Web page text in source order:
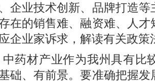
企业技术创新、品牌打造
在的销售难、融资难、人
企业家诉求，解读有关政策
药材产业作为我州具有比
础、有前景。要准确把握